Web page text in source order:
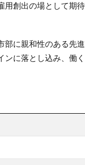
用創出の場として期
部に親和性のある先
ンに落とし込み、働